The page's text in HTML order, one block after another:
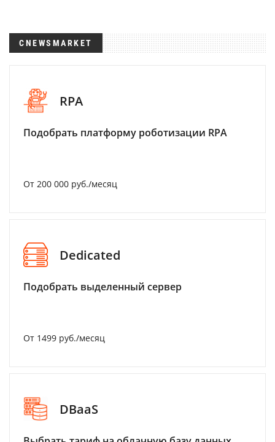
CNEWSMARKET
RPA
Подобрать платформу роботизации RPA
От 200 000 руб./месяц
Dedicated
Подобрать выделенный сервер
От 1499 руб./месяц
DBaaS